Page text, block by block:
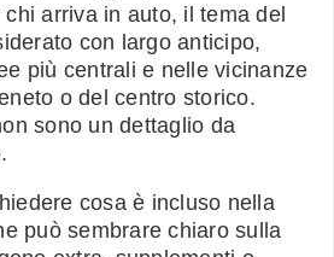
arriva in auto, il tema del
con largo anticipo,
più centrali e nelle vicinanze
o del centro storico.
sono un dettaglio da
cosa è incluso nella
può sembrare chiaro sulla